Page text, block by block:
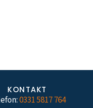
KONTAKT
0331 5817 764